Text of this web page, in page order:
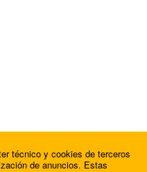
técnico y cookies de terceros
de anuncios. Estas